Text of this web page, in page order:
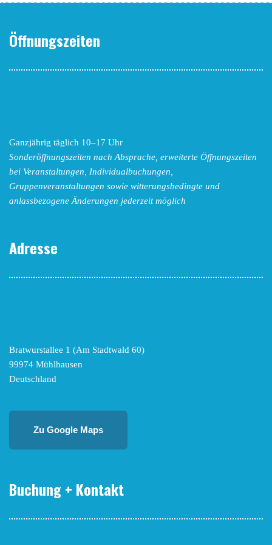
Öffnungszeiten
Ganzjährig täglich 10–17 Uhr
Sonderöffnungszeiten nach Absprache, erweiterte Öffnungszeiten
bei Veranstaltungen, Individualbuchungen,
Gruppenveranstaltungen sowie witterungsbedingte und
anlassbezogene Änderungen jederzeit möglich
Adresse
Bratwurstallee 1 (Am Stadtwald 60)
99974 Mühlhausen
Deutschland
Zu Google Maps
Buchung + Kontakt